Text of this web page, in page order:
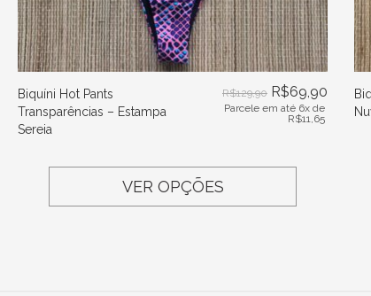
Biquíni Hot Pants
Transparências – Estampa
Sereia
R$129,90 R$69,90
Parcele em até 6x de
R$11,65
VER OPÇÕES